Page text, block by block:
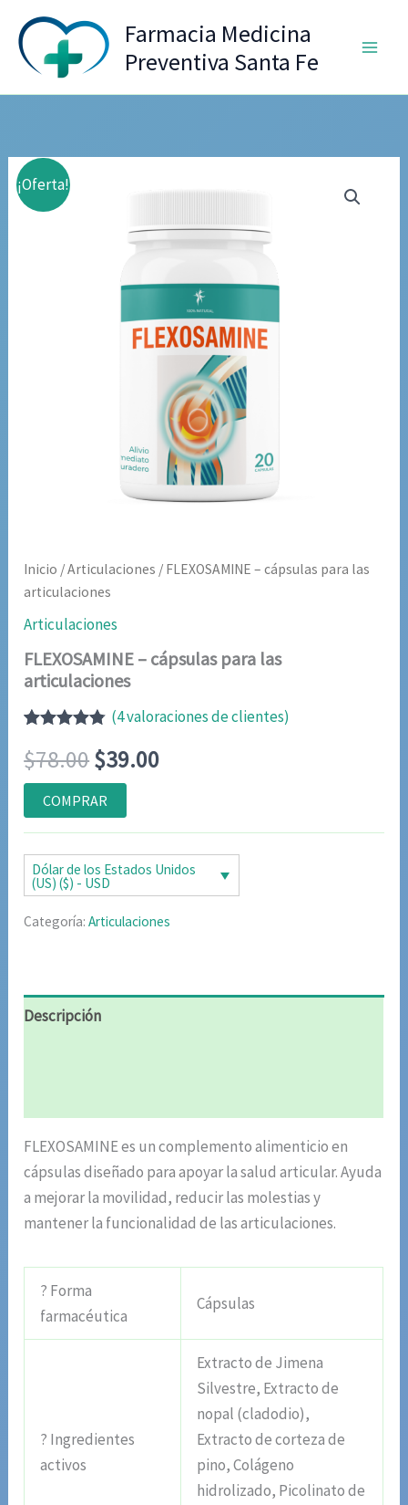
contenido
Farmacia Medicina
Preventiva Santa Fe
¡Oferta!
Inicio /Articulaciones / FLEXOSAMINE – cápsulas para las
articulaciones
Articulaciones
FLEXOSAMINE – cápsulas para las
articulaciones
con4.75de
5 en base
a
valoraciones
de clientes
(4valoraciones de clientes)
$78.00El
precio
original
era:
$78.00.
$39.00El
actual
es:
$39.00.
COMPRAR
Dólar de los Estados Unidos
(US) ($) - USD
Categoría:Articulaciones
Descripción
FLEXOSAMINE es un complemento alimenticio en
cápsulas diseñado para apoyar la salud articular. Ayuda
a mejorar la movilidad, reducir las molestias y
mantener la funcionalidad de las articulaciones.
? Forma
farmacéutica
Cápsulas
? Ingredientes
activos
Extracto de Jimena
Silvestre, Extracto de
nopal (cladodio),
Extracto de corteza de
pino, Colágeno
hidrolizado, Picolinato de